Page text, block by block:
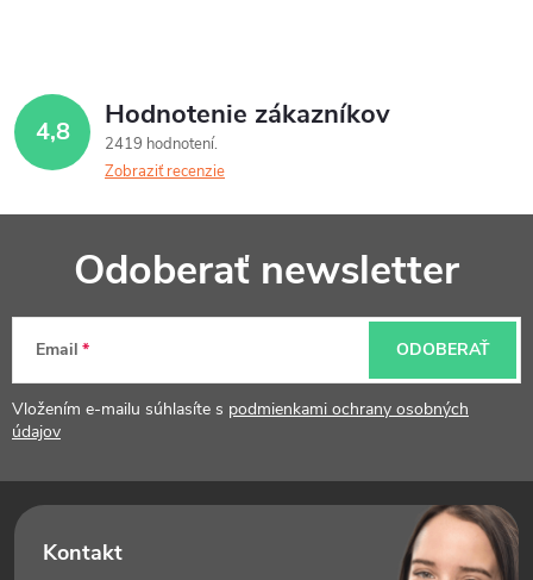
4,8 Hodnotenie zákazníkov
2419 hodnotení
Zobraziť recenzie
p
ä
i
e
Odoberať newsletter
Email
Vložením e-mailu súhlasíte s podmienkami ochrany osobných
údajov
ODOBERAŤ